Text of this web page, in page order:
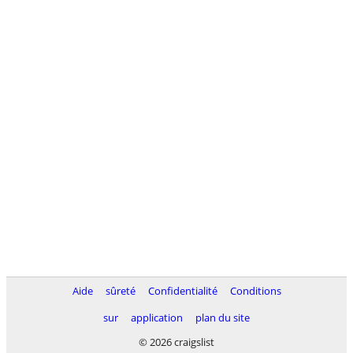
Aide sûreté Confidentialité
Conditions
sur
application
plan du site
© 2026 craigslist